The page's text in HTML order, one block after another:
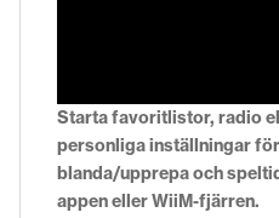
Starta favoritlistor, radio
personliga inställningar
blanda/upprepa och
appen eller WiiM-fjärren.